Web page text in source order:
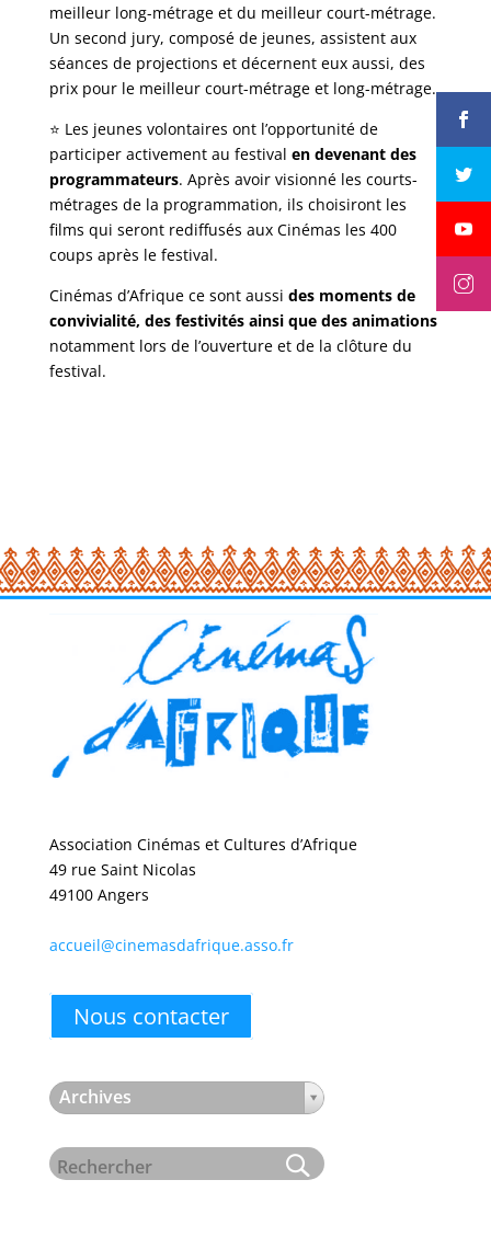
meilleur long-métrage et du meilleur court-métrage.
Un second jury, composé de jeunes, assistent aux
séances de projections et décernent eux aussi, des
prix pour le meilleur court-métrage et long-métrage.
⭐️ Les jeunes volontaires ont l’opportunité de
participer activement au festival en devenant des
programmateurs. Après avoir visionné les courts-
métrages de la programmation, ils choisiront les
films qui seront rediffusés aux Cinémas les 400
coups après le festival.
Cinémas d’Afrique ce sont aussi des moments de
convivialité, des festivités ainsi que des animations
notamment lors de l’ouverture et de la clôture du
festival.
Association Cinémas et Cultures d’Afrique
49 rue Saint Nicolas
49100 Angers
accueil@cinemasdafrique.asso.fr
Nous contacter
Archives